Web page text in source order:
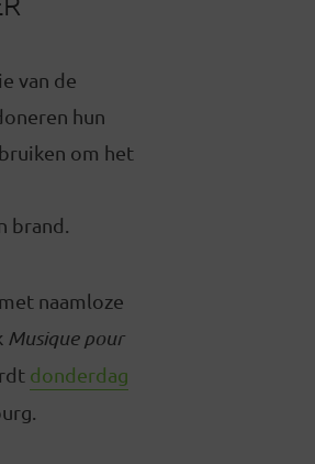
van de
hun
om het
brand.
naamloze
Musique pour
donderdag